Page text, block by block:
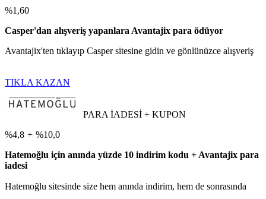
%1,60
Casper'dan alışveriş yapanlara Avantajix para ödüyor
Avantajix'ten tıklayıp Casper sitesine gidin ve gönlünüzce alışveriş
TIKLA KAZAN
PARA İADESİ + KUPON
%4,8 + %10,0
Hatemoğlu için anında yüzde 10 indirim kodu + Avantajix para
iadesi
Hatemoğlu sitesinde size hem anında indirim, hem de sonrasında